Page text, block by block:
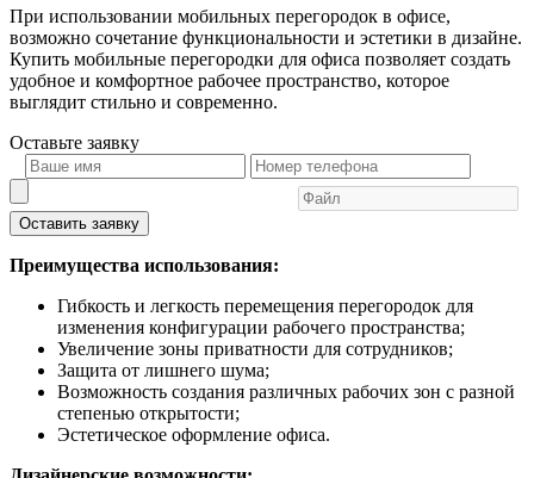
При использовании мобильных перегородок в офисе,
возможно сочетание функциональности и эстетики в дизайне.
Купить мобильные перегородки для офиса позволяет создать
удобное и комфортное рабочее пространство, которое
выглядит стильно и современно.
Оставьте заявку
Оставить заявку
Преимущества использования:
Гибкость и легкость перемещения перегородок для
изменения конфигурации рабочего пространства;
Увеличение зоны приватности для сотрудников;
Защита от лишнего шума;
Возможность создания различных рабочих зон с разной
степенью открытости;
Эстетическое оформление офиса.